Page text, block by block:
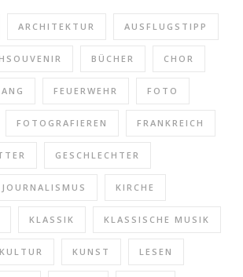
ARCHITEKTUR AUSFLUGSTIPP
BÜCHER CHOR
FEUERWEHR FOTO
FOTOGRAFIEREN FRANKREICH
GESCHLECHTER
JOURNALISMUS KIRCHE
KLASSIK KLASSISCHE MUSIK
KULTUR KUNST LESEN